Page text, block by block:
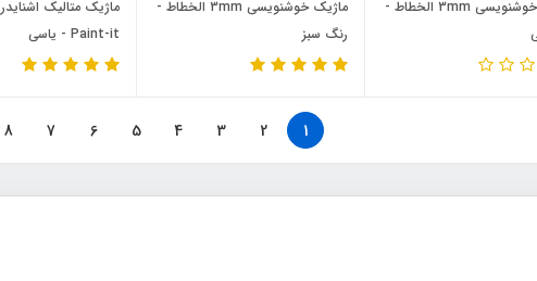
ماژیک خوشنویسی 3mm الخطاط -
ماژیک خوشنویسی 3mm الخطاط -
رنگ سبز
Paint-it - یاسی
1
2
3
4
5
6
7
8